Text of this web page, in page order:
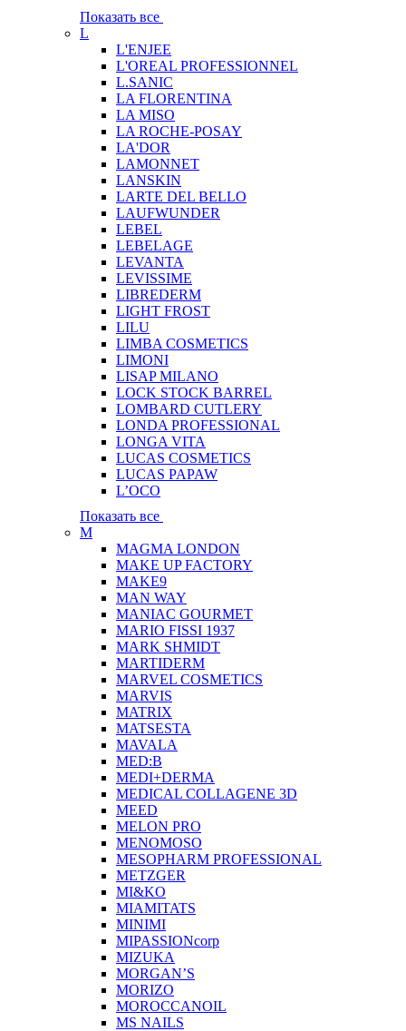
Показать все
L
L'ENJEE
L'OREAL PROFESSIONNEL
L.SANIC
LA FLORENTINA
LA MISO
LA ROCHE-POSAY
LA'DOR
LAMONNET
LANSKIN
LARTE DEL BELLO
LAUFWUNDER
LEBEL
LEBELAGE
LEVANTA
LEVISSIME
LIBREDERM
LIGHT FROST
LILU
LIMBA COSMETICS
LIMONI
LISAP MILANO
LOCK STOCK BARREL
LOMBARD CUTLERY
LONDA PROFESSIONAL
LONGA VITA
LUCAS COSMETICS
LUCAS PAPAW
L’OCO
Показать все
M
MAGMA LONDON
MAKE UP FACTORY
MAKE9
MAN WAY
MANIAC GOURMET
MARIO FISSI 1937
MARK SHMIDT
MARTIDERM
MARVEL COSMETICS
MARVIS
MATRIX
MATSESTA
MAVALA
MED:B
MEDI+DERMA
MEDICAL COLLAGENE 3D
MEED
MELON PRO
MENOMOSO
MESOPHARM PROFESSIONAL
METZGER
MI&KO
MIAMITATS
MINIMI
MIPASSIONcorp
MIZUKA
MORGAN’S
MORIZO
MOROCCANOIL
MS NAILS